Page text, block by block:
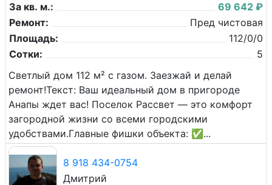
За кв. м.:
69 642 ₽
Ремонт:
Пред чистовая
Площадь:
112/0/0
Сотки:
5
Светлый дом 112 м² с газом. Заезжай и делай
ремонт! ​Текст: Ваш идеальный дом в пригороде
Анапы ждет вас! Поселок Рассвет — это комфорт
загородной жизни со всеми городскими
удобствами. ​Главные фишки объекта: ✅...
8 918 434-0754
Дмитрий